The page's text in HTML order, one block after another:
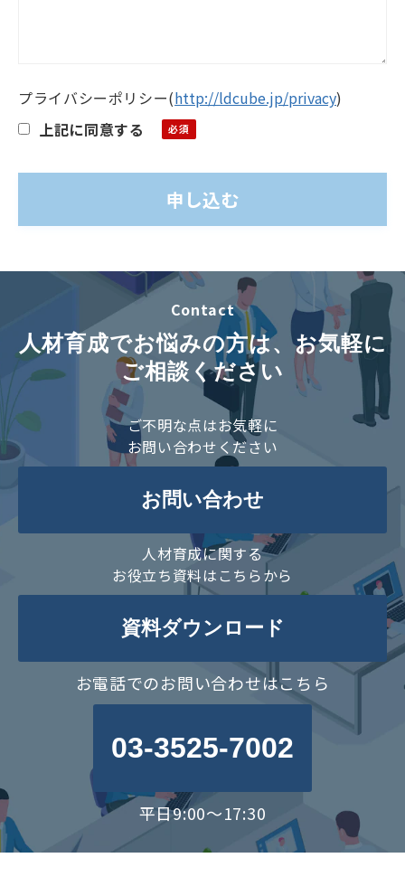
プライバシーポリシー(http://ldcube.jp/privacy)
上記に同意する
Contact
人材育成でお悩みの方は、お気軽に
ご相談ください
ご不明な点はお気軽に
お問い合わせください
お問い合わせ
人材育成に関する
お役立ち資料はこちらから
資料ダウンロード
お電話でのお問い合わせはこちら
03-3525-7002
平日9:00～17:30